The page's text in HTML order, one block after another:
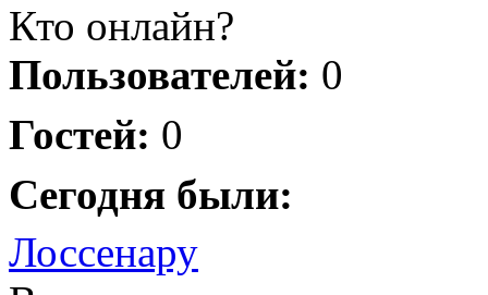
Кто онлайн?
Пользователей: 0
Гостей: 0
Сегодня были:
Лоссенару